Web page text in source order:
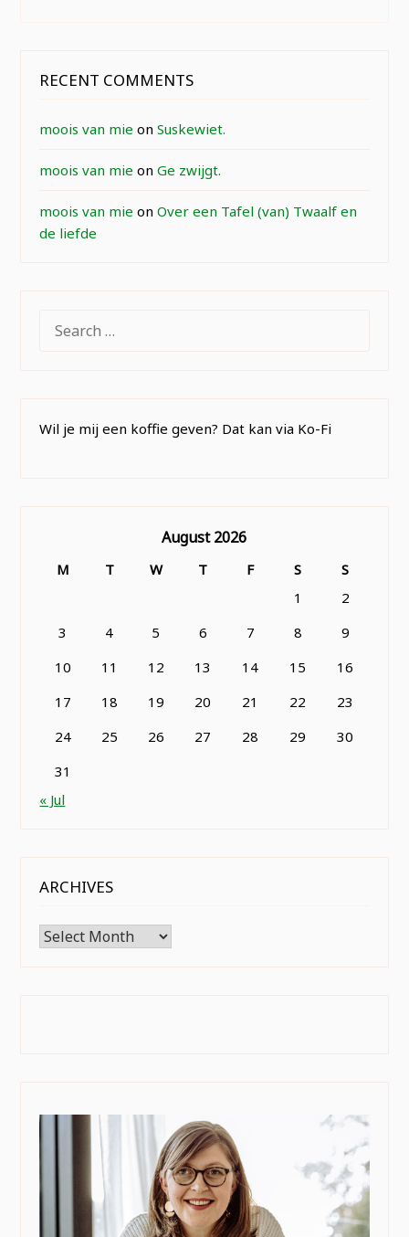
RECENT COMMENTS
moois van mie onSuskewiet.
moois van mie onGe zwijgt.
moois van mie onOver een Tafel (van) Twaalf en
de liefde
FOR:
Wil je mij een koffie geven? Dat kan via Ko-Fi
August 2026
M T W T F S
S
1
2
3
4 5 6 7 8
9
10
11 12 13 14 15
16
17
18 19 20 21 22
23
24
25 26 27 28 29
30
31
« Jul
ARCHIVES
Archives